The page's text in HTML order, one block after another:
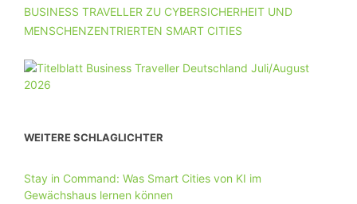
BUSINESS TRAVELLER ZU CYBERSICHERHEIT UND
MENSCHENZENTRIERTEN SMART CITIES
WEITERE SCHLAGLICHTER
Stay in Command: Was Smart Cities von KI im
Gewächshaus lernen können